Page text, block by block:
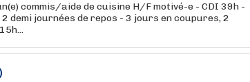
commis/aide de cuisine H/F motivé-e - CDI 39h -
demi journées de repos - 3 jours en coupures, 2